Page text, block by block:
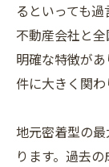
るといっても
不動産会社と
明確な特徴が
件に大きく関わ
地元密着型の
ります。過去